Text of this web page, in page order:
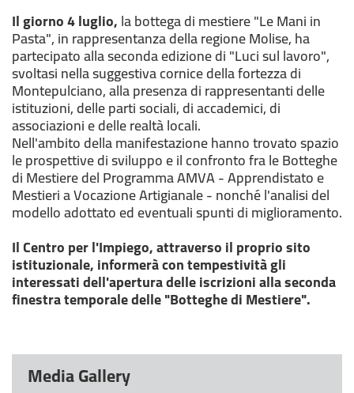
Il giorno 4 luglio,la bottega di mestiere "Le Mani in
Pasta", in rappresentanza della regione Molise, ha
partecipato alla seconda edizione di "Luci sul lavoro",
svoltasi nella suggestiva cornice della fortezza di
Montepulciano, alla presenza di rappresentanti delle
istituzioni, delle parti sociali, di accademici, di
associazioni e delle realtà locali.
Nell'ambito della manifestazione hanno trovato spazio
le prospettive di sviluppo e il confronto fra le Botteghe
di Mestiere del Programma AMVA - Apprendistato e
Mestieri a Vocazione Artigianale - nonché l'analisi del
modello adottato ed eventuali spunti di miglioramento.
Il Centro per l'Impiego, attraverso il proprio sito
istituzionale, informerà con tempestività gli
interessati dell'apertura delle iscrizioni alla seconda
finestra temporale delle "Botteghe di Mestiere".
Media Gallery